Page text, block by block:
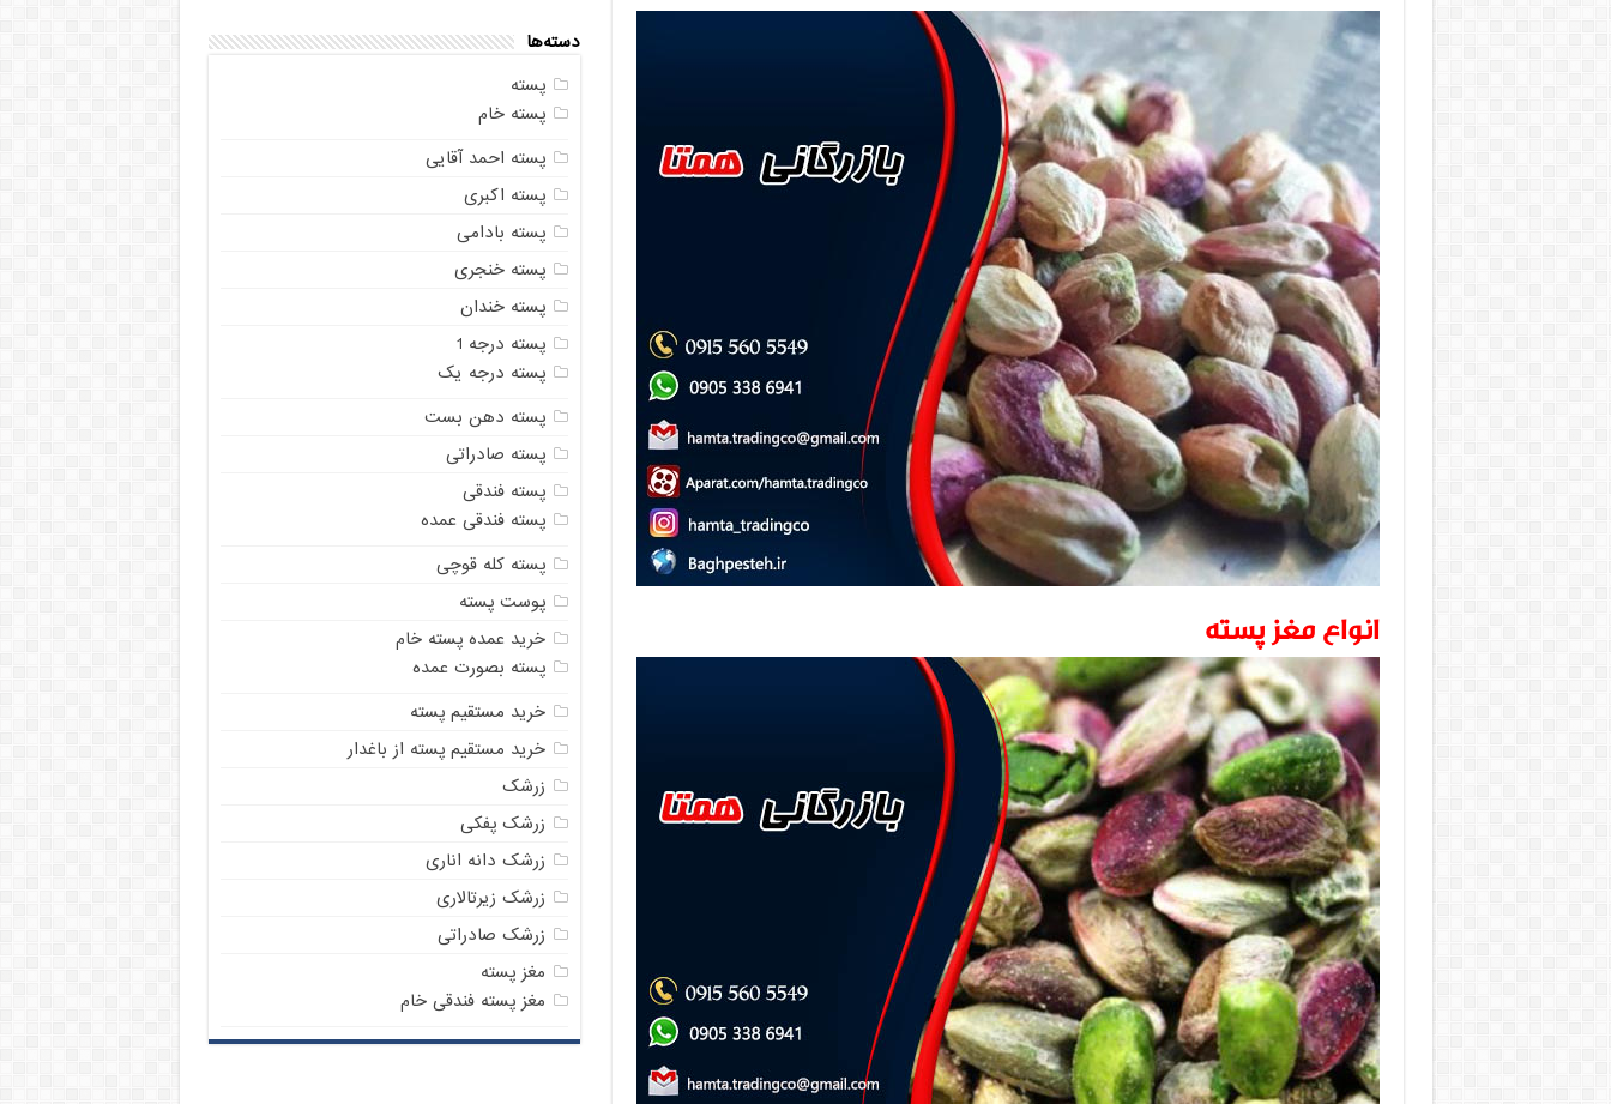
انواع مغز پسته
دسته‌ها
پسته
پسته خام
پسته احمد آقایی
پسته اکبری
پسته بادامی
پسته خنجری
پسته خندان
پسته درجه 1
پسته درجه یک
پسته دهن بست
پسته صادراتی
پسته فندقی
پسته فندقی عمده
پسته کله قوچی
پوست پسته
خرید عمده پسته خام
پسته بصورت عمده
خرید مستقیم پسته
خرید مستقیم پسته از باغدار
زرشک
زرشک پفکی
زرشک دانه اناری
زرشک زیرتالاری
زرشک صادراتی
مغز پسته
مغز پسته فندقی خام